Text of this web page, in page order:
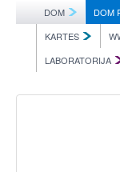
DOM DOM
KARTES
LABORATORIJA